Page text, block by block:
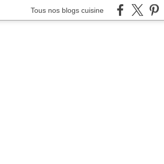
Tous nos blogs cuisine